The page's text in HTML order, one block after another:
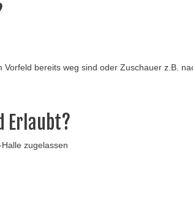
bereits weg sind oder Zuschauer z.B.
Erlaubt?
zugelassen